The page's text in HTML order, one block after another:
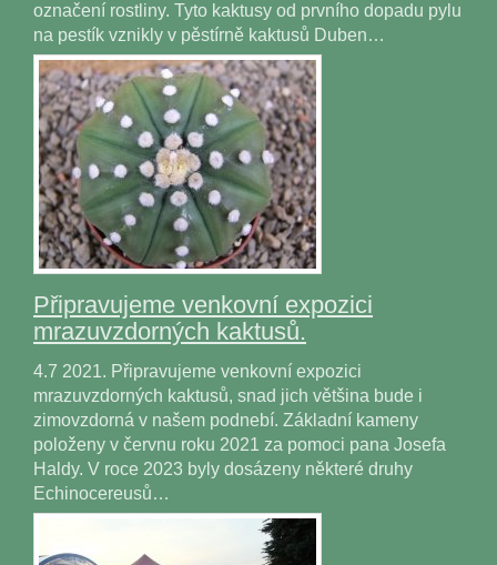
označení rostliny. Tyto kaktusy od prvního dopadu pylu
na pestík vznikly v pěstírně kaktusů Duben…
Připravujeme venkovní expozici
mrazuvzdorných kaktusů.
4.7 2021. Připravujeme venkovní expozici
mrazuvzdorných kaktusů, snad jich většina bude i
zimovzdorná v našem podnebí. Základní kameny
položeny v červnu roku 2021 za pomoci pana Josefa
Haldy. V roce 2023 byly dosázeny některé druhy
Echinocereusů…